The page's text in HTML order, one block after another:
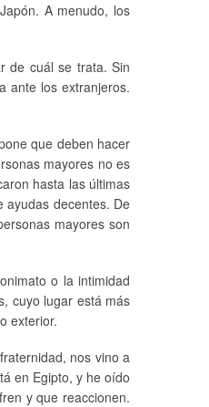
A menudo, los
de cuál se trata. Sin
ante los extranjeros.
que deben hacer
mayores no es
hasta las últimas
ayudas decentes. De
mayores son
o la intimidad
cuyo lugar está más
exterior.
nos vino a
en Egipto, y he oído
y que reaccionen.